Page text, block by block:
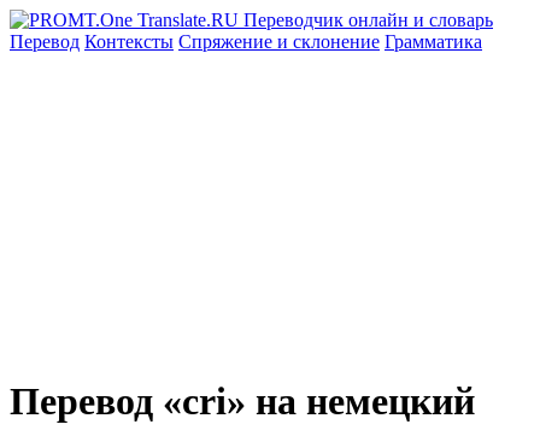
Перевод Контексты Спряжение и склонение Грамматика
Перевод «cri» на немецкий